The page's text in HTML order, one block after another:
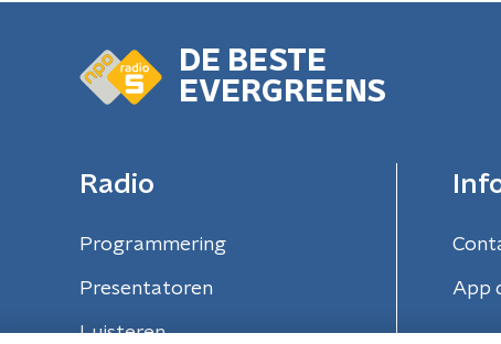
DE BESTE
EVERGREENS
Radio
Programmering
Presentatoren
Luisteren
App